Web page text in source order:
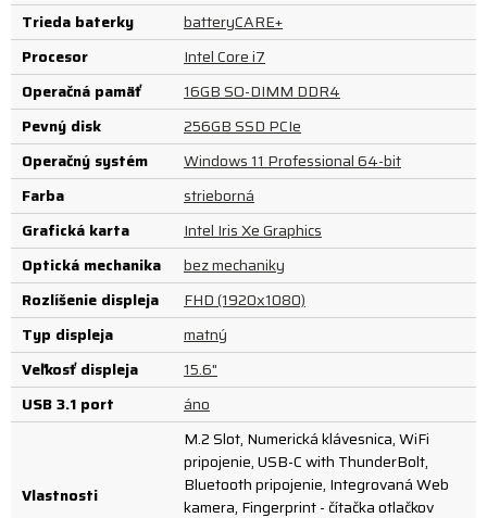
Trieda baterky
batteryCARE+
Procesor
Intel Core i7
Operačná pamäť
16GB SO-DIMM DDR4
Pevný disk
256GB SSD PCIe
Operačný systém
Windows 11 Professional 64-bit
Farba
strieborná
Grafická karta
Intel Iris Xe Graphics
Optická mechanika
bez mechaniky
Rozlíšenie displeja
FHD (1920x1080)
Typ displeja
matný
Veľkosť displeja
15.6"
USB 3.1 port
áno
Vlastnosti
M.2 Slot, Numerická klávesnica, WiFi
pripojenie, USB-C with ThunderBolt,
Bluetooth pripojenie, Integrovaná Web
kamera, Fingerprint - čítačka otlačkov